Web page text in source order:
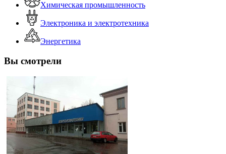
Химическая промышленность
Электроника и электротехника
Энергетика
Вы смотрели